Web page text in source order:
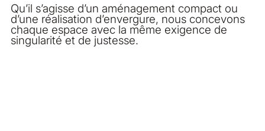
Qu’il s’agisse d’un aménagement compact ou
d’une réalisation d’envergure, nous concevons
chaque espace avec la même exigence de
singularité et de justesse.